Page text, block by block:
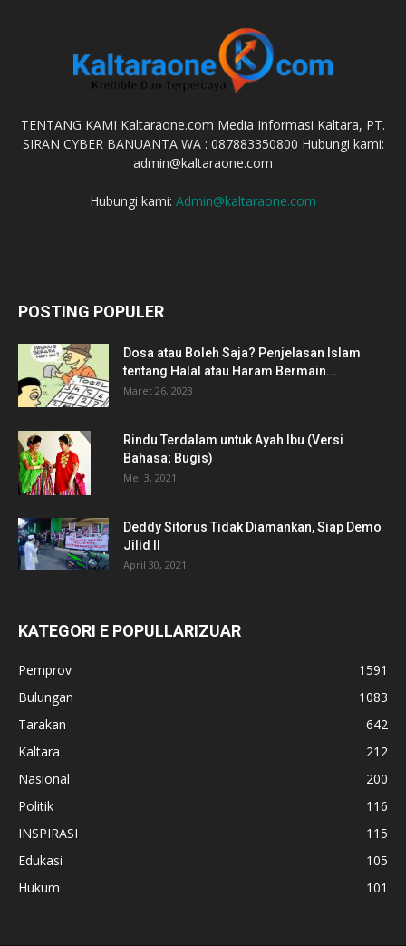
TENTANG KAMI Kaltaraone.com Media Informasi Kaltara, PT.
SIRAN CYBER BANUANTA WA : 087883350800 Hubungi kami:
admin@kaltaraone.com
Hubungi kami: Admin@kaltaraone.com
POSTING POPULER
Dosa atau Boleh Saja? Penjelasan Islam
tentang Halal atau Haram Bermain...
Maret 26, 2023
Rindu Terdalam untuk Ayah Ibu (Versi
Bahasa; Bugis)
Mei 3, 2021
Deddy Sitorus Tidak Diamankan, Siap Demo
Jilid II
April 30, 2021
KATEGORI E POPULLARIZUAR
Pemprov
1591
Bulungan
1083
Tarakan
642
Kaltara
212
Nasional
200
Politik
116
INSPIRASI
115
Edukasi
105
Hukum
101